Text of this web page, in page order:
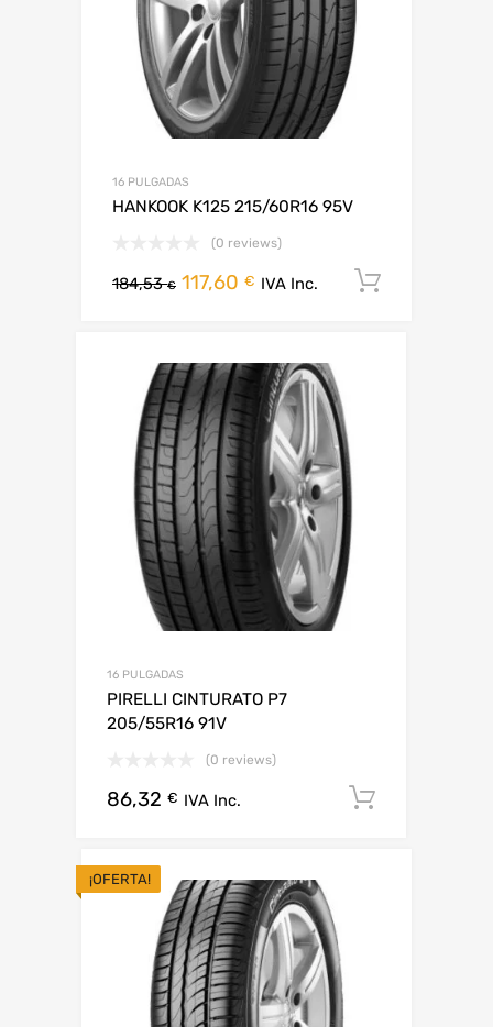
16 PULGADAS
HANKOOK K125 215/60R16 95V
(0 reviews)
184,53€ 117,60 € IVA Inc.
16 PULGADAS
PIRELLI CINTURATO P7
205/55R16 91V
(0 reviews)
86,32 € IVA Inc.
¡OFERTA!